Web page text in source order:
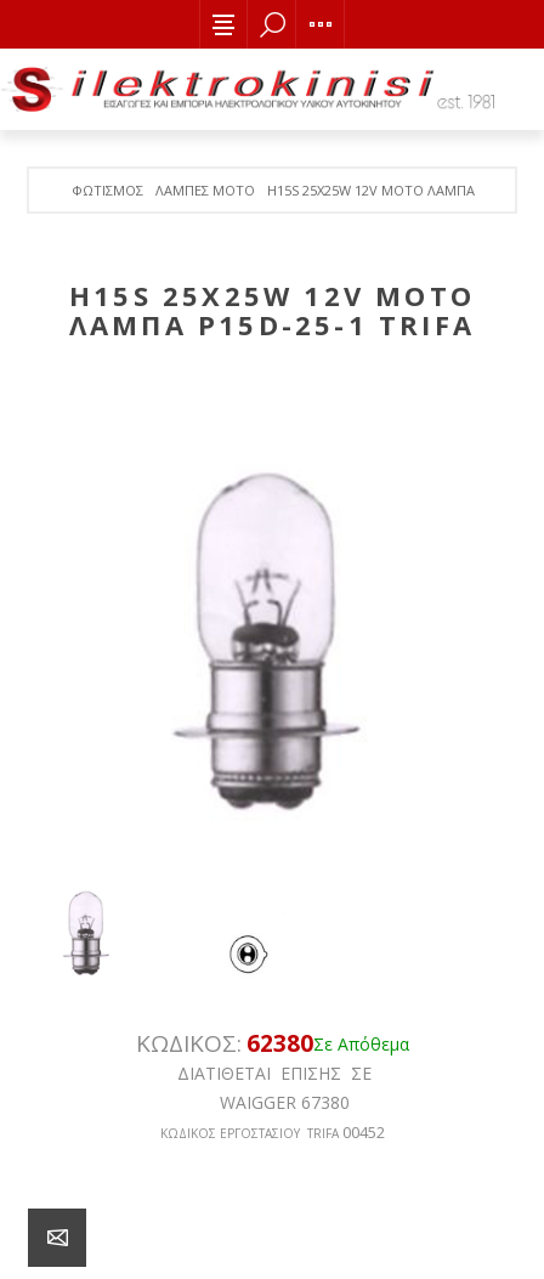
ΦΩΤΙΣΜΟΣ ΛΑΜΠΕΣ MOTO H15S 25X25W 12V MOTO ΛΑΜΠΑ P15D-25-1
H15S 25X25W 12V MOTO
ΛΑΜΠΑ P15D-25-1 TRIFA
ΚΩΔΙΚΟΣ: 62380Σε Απόθεμα
ΔΙΑΤΙΘΕΤΑΙ ΕΠΙΣΗΣ ΣΕ
WAIGGER 67380
ΚΩΔΙΚΟΣ ΕΡΓΟΣΤΑΣΙΟΥ TRIFA00452